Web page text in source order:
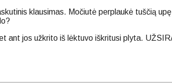
klausimas. Močiutė perplaukė tuščią
ant jos užkrito iš lėktuvo iškritusi plyta.